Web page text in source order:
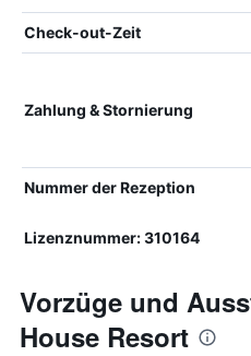
Check-out-Zeit
Zahlung & Stornierung
Nummer der Rezeption
Lizenznummer: 310164
Vorzüge und
House Resort